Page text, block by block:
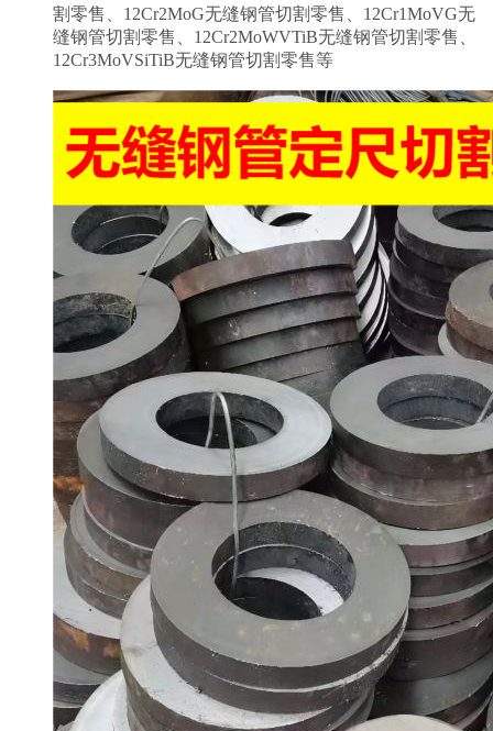
割零售
、12Cr2MoG无缝钢管切割零售 、12Cr1MoVG无
缝钢管切割零售 、12Cr2MoWVTiB无缝钢管切割零售
12Cr3MoVSiTiB无缝钢管切割零售等